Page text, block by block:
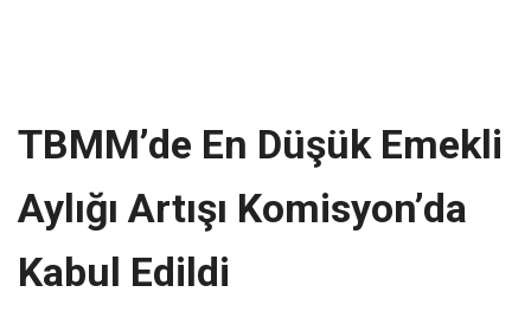
TBMM’de En Düşük Emekli
Aylığı Artışı Komisyon’da
Kabul Edildi